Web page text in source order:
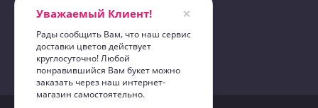
sales@zbastana.kz
ИП «Zakazbuketov 01»
"Zakazbuketov"
Уважаемый Клиент! ×
Рады сообщить Вам, что наш сервис
доставки цветов действует
круглосуточно! Любой
понравившийся Вам букет можно
заказать через наш интернет-
магазин самостоятельно.